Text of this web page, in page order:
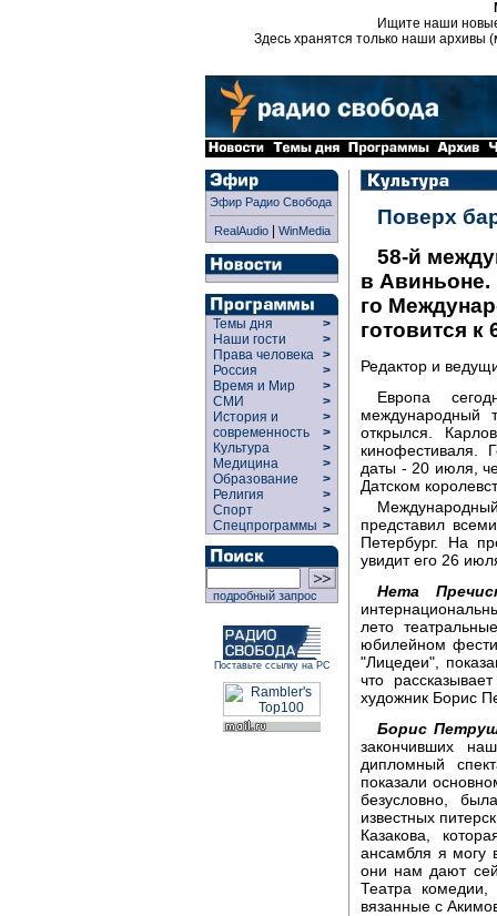
Ищите наши
Здесь хранятся только наши архивы
Эфир Радио Свобода
RealAudio| WinMedia
Темы дня
>
Наши гости
>
Права человека >
Россия
>
Время и Мир
>
СМИ
>
История и
современность
>
>
Культура
>
Медицина
>
Образование
>
Религия
>
Спорт
>
Спецпрограммы >
подробный запрос
Поставьте ссылку на РС
Поверх
58-й
в Авиньоне.
го
готовится к
Редактор и
Европа
международный
открылся.
кинофестиваля.
даты - 20 июля,
Датском
представил
Петербург. На
увидит его 26
Нета
лето
юбилейном
"Лицедеи",
что
художник Борис
Борис
закончивших
дипломный
показали
безусловно,
известных
Казакова,
ансамбля я могу
они нам дают
Театра
вязанные с